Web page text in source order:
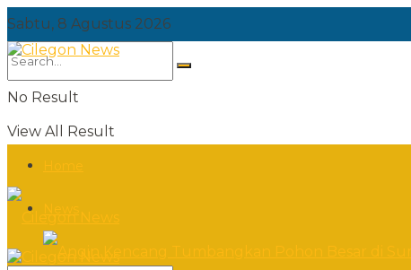
Sabtu, 8 Agustus 2026
No Result
View All Result